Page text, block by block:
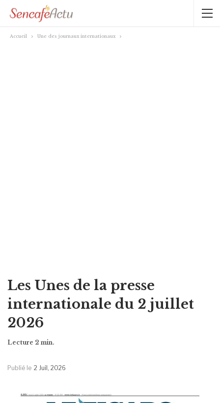
Accueil Une des journaux internationaux
Les Unes de la presse
internationale du 2 juillet
2026
Publié le 2 Juil, 2026